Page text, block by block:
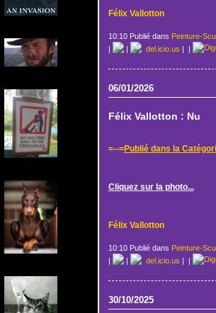
Félix Vallotton
10:10 Publié dans Peinture-
|
| del.icio.us | |
06/01/2026
Félix Vallotton : Nu
=--=Publié dans la
Cliquez sur la photo...
Félix Vallotton
10:10 Publié dans Peinture-
|
| del.icio.us | |
30/10/2025